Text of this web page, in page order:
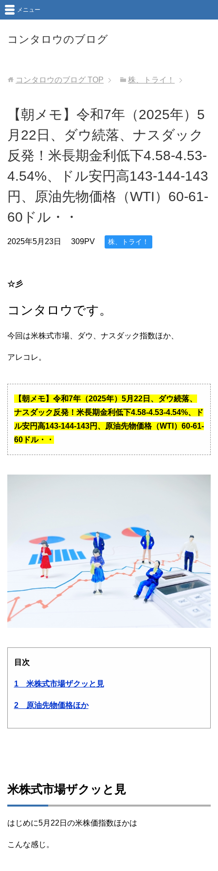
コンタロウのブログ
メニュー
コンタロウのブログ TOP 株、トライ！
【朝メモ】令和7年（2025年）5
月22日、ダウ続落、ナスダック
反発！米長期金利低下4.58-4.53-
4.54%、ドル安円高143-144-143
円、原油先物価格（WTI）60-61-
60ドル・・
2025年5月23日 309PV 株、トライ！
☆彡
コンタロウです。
今回は米株式市場、ダウ、ナスダック指数ほか、
アレコレ。
【朝メモ】令和7年（2025年）5月22日、ダウ続落、
ナスダック反発！米長期金利低下4.58-4.53-4.54%、ド
ル安円高143-144-143円、原油先物価格（WTI）60-61-
60ドル・・
目次
1 米株式市場ザクッと見
2 原油先物価格ほか
米株式市場ザクッと見
はじめに5月22日の米株価指数ほかは
こんな感じ。